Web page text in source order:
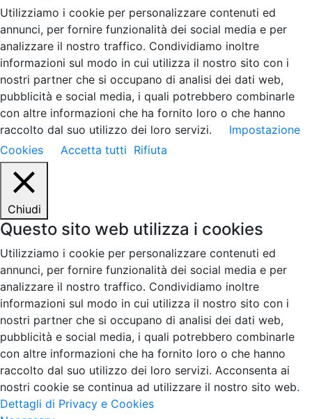
Utilizziamo i cookie per personalizzare contenuti ed
annunci, per fornire funzionalità dei social media e per
analizzare il nostro traffico. Condividiamo inoltre
informazioni sul modo in cui utilizza il nostro sito con i
nostri partner che si occupano di analisi dei dati web,
pubblicità e social media, i quali potrebbero combinarle
con altre informazioni che ha fornito loro o che hanno
raccolto dal suo utilizzo dei loro servizi.
Impostazione
Cookies
Accetta tutti Rifiuta
Chiudi
Questo sito web utilizza i cookies
Utilizziamo i cookie per personalizzare contenuti ed
annunci, per fornire funzionalità dei social media e per
analizzare il nostro traffico. Condividiamo inoltre
informazioni sul modo in cui utilizza il nostro sito con i
nostri partner che si occupano di analisi dei dati web,
pubblicità e social media, i quali potrebbero combinarle
con altre informazioni che ha fornito loro o che hanno
raccolto dal suo utilizzo dei loro servizi. Acconsenta ai
nostri cookie se continua ad utilizzare il nostro sito web.
Dettagli di Privacy e Cookies